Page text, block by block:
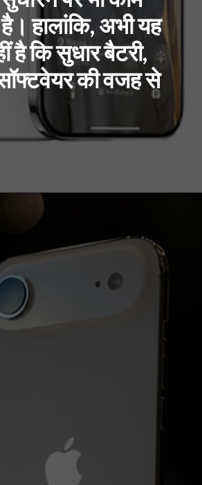
हालांकि, अभी यह
है कि सुधार बैटरी,
की वजह से